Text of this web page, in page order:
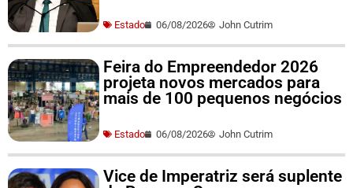
Estado 06/08/2026 John Cutrim
Feira do Empreendedor 2026
projeta novos mercados para
mais de 100 pequenos negócios
Estado 06/08/2026 John Cutrim
Vice de Imperatriz será suplente